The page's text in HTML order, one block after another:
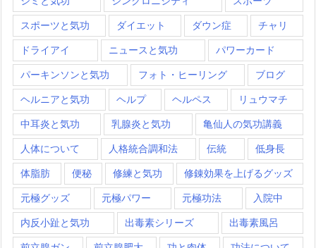
スポーツと気功 ダイエット ダウン症 チャリ
ドライアイ ニュースと気功 パワーカード
パーキンソンと気功 フォト・ヒーリング ブログ
ヘルニアと気功 ヘルプ ヘルペス リュウマチ
中耳炎と気功 乳腺炎と気功 亀仙人の気功講義
人体について 人格統合調和法 伝統 低身長
体脂肪 便秘 修練と気功 修錬効果を上げるグッズ
元極グッズ 元極パワー 元極功法 入院中
内反小趾と気功 出毒素シリーズ 出毒素風呂